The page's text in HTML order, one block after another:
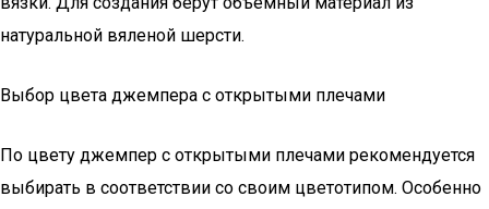
натуральной вяленой шерсти.
Выбор цвета джемпера с открытыми плечами
По цвету джемпер с открытыми плечами рекомендуется
выбирать в соответствии со своим цветотипом. Особенно